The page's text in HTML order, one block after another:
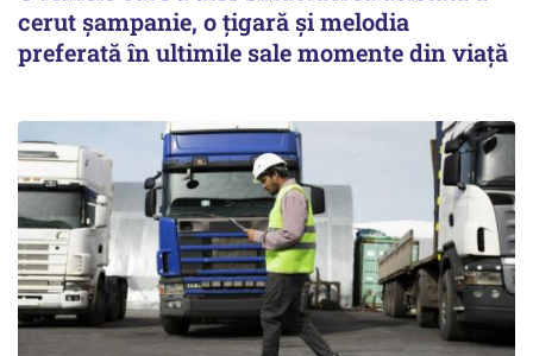
cerut șampanie, o țigară și melodia
preferată în ultimile sale momente din viață